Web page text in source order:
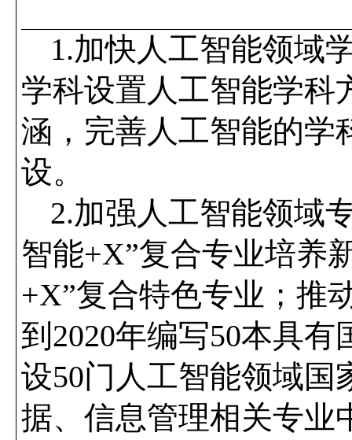
1.加快人工智能领域
学科设置人工智能学科
涵，完善人工智能的学
设。
2.加强人工智能领域
智能+X”复合专业培养
+X”复合特色专业；推
到 2020年编写50本具有
设50门人工智能领域国
据、信息管理相关专业